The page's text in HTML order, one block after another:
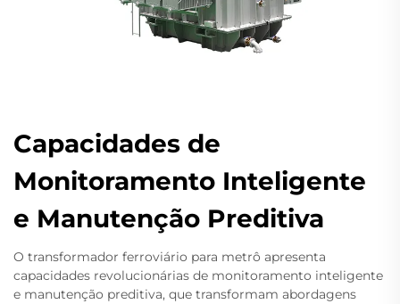
Capacidades de
Monitoramento Inteligente
e Manutenção Preditiva
O transformador ferroviário para metrô apresenta
capacidades revolucionárias de monitoramento inteligente
e manutenção preditiva, que transformam abordagens